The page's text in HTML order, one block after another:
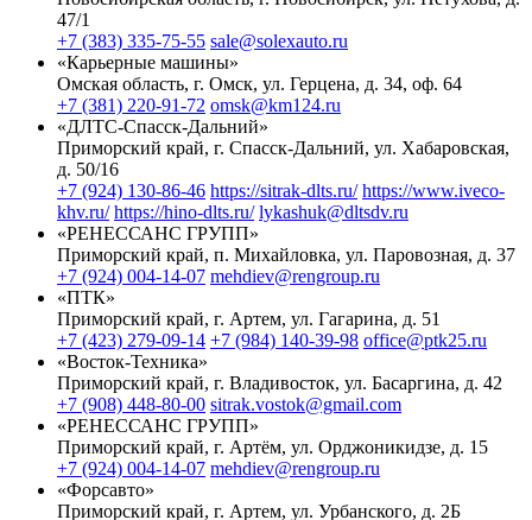
47/1
+7 (383) 335-75-55 sale@solexauto.ru
«Карьерные машины»
Омская область, г. Омск, ул. Герцена, д. 34, оф. 64
+7 (381) 220-91-72 omsk@km124.ru
«ДЛТС-Спасск-Дальний»
Приморский край, г. Спасск-Дальний, ул. Хабаровская,
д. 50/16
+7 (924) 130-86-46 https://sitrak-dlts.ru/ https://www.iveco-
khv.ru/ https://hino-dlts.ru/ lykashuk@dltsdv.ru
«РЕНЕССАНС ГРУПП»
Приморский край, п. Михайловка, ул. Паровозная, д. 37
+7 (924) 004-14-07 mehdiev@rengroup.ru
«ПТК»
Приморский край, г. Артем, ул. Гагарина, д. 51
+7 (423) 279-09-14 +7 (984) 140-39-98 office@ptk25.ru
«Восток-Техника»
Приморский край, г. Владивосток, ул. Басаргина, д. 42
+7 (908) 448-80-00 sitrak.vostok@gmail.com
«РЕНЕССАНС ГРУПП»
Приморский край, г. Артём, ул. Орджоникидзе, д. 15
+7 (924) 004-14-07 mehdiev@rengroup.ru
«Форсавто»
Приморский край, г. Артем, ул. Урбанского, д. 2Б